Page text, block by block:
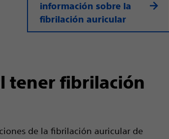
información sobre la
fibrilación auricular
tener fibrilación
de la fibrilación auricular de